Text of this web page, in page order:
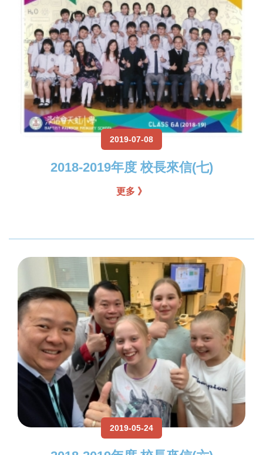
2019-07-08
2018-2019年度 校長來信(七)
更多 》
2019-05-24